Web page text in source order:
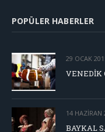
POPÜLER HABERLER
29 OCAK
VENEDİK
14 HAZIRAN
BAYKAL